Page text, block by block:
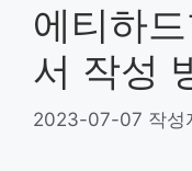
에티하
서 작성
2023-07-07 작성